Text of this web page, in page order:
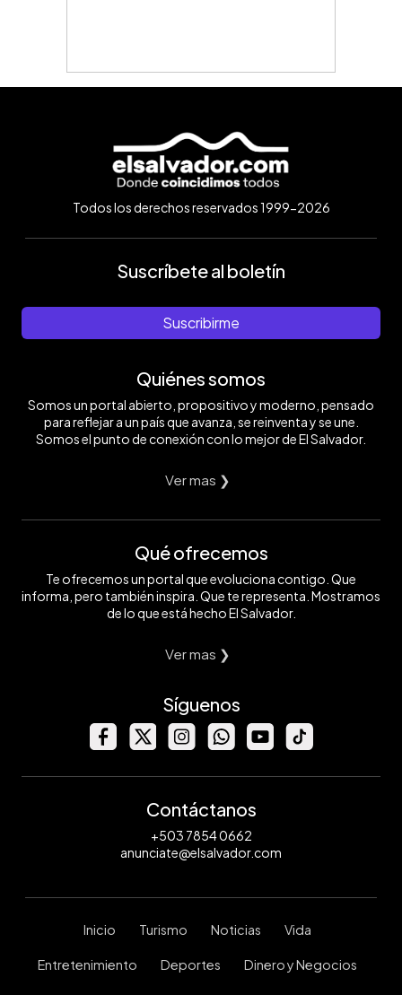
Todos los derechos reservados 1999-2026
Suscríbete al boletín
Suscribirme
Quiénes somos
Somos un portal abierto, propositivo y moderno, pensado
para reflejar a un país que avanza, se reinventa y se une.
Somos el punto de conexión con lo mejor de El Salvador.
Ver mas ❯
Qué ofrecemos
Te ofrecemos un portal que evoluciona contigo. Que
informa, pero también inspira. Que te representa. Mostramos
de lo que está hecho El Salvador.
Ver mas ❯
Síguenos
Contáctanos
+503 7854 0662
anunciate@elsalvador.com
Inicio Turismo Noticias Vida
Entretenimiento Deportes Dinero y Negocios